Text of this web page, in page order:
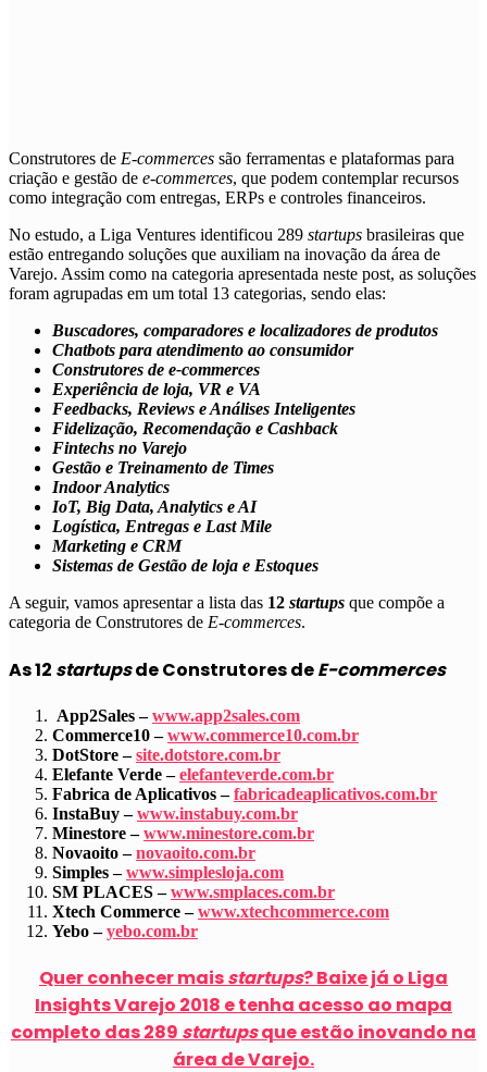
Construtores de E-commerces são ferramentas e plataformas para
criação e gestão de e-commerces, que podem contemplar recursos
como integração com entregas, ERPs e controles financeiros.
No estudo, a Liga Ventures identificou 289 startups brasileiras que
estão entregando soluções que auxiliam na inovação da área de
Varejo. Assim como na categoria apresentada neste post, as soluções
foram agrupadas em um total 13 categorias, sendo elas:
Buscadores, comparadores e localizadores de produtos
Chatbots para atendimento ao consumidor
Construtores de e-commerces
Experiência de loja, VR e VA
Feedbacks, Reviews e Análises Inteligentes
Fidelização, Recomendação e Cashback
Fintechs no Varejo
Gestão e Treinamento de Times
Indoor Analytics
IoT, Big Data, Analytics e AI
Logística, Entregas e Last Mile
Marketing e CRM
Sistemas de Gestão de loja e Estoques
A seguir, vamos apresentar a lista das 12 startups que compõe a
categoria de Construtores de E-commerces.
As 12 startupsde Construtores deE-commerces
App2Sales –www.app2sales.com
Commerce10 –www.commerce10.com.br
DotStore –site.dotstore.com.br
Elefante Verde –elefanteverde.com.br
Fabrica de Aplicativos –fabricadeaplicativos.com.br
InstaBuy –www.instabuy.com.br
Minestore –www.minestore.com.br
Novaoito –novaoito.com.br
Simples –www.simplesloja.com
SM PLACES –www.smplaces.com.br
Xtech Commerce –www.xtechcommerce.com
Yebo –yebo.com.br
Quer conhecer maisstartups? Baixe já o Liga
Insights Varejo 2018 e tenha acesso ao mapa
completo das 289 startupsque estão inovando na
área de Varejo.